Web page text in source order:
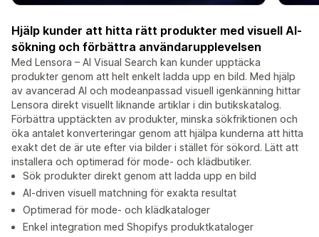
Hjälp kunder att hitta rätt produkter med visuell AI-
sökning och förbättra användarupplevelsen
Med Lensora – AI Visual Search kan kunder upptäcka
produkter genom att helt enkelt ladda upp en bild. Med hjälp
av avancerad AI och modeanpassad visuell igenkänning hittar
Lensora direkt visuellt liknande artiklar i din butikskatalog.
Förbättra upptäckten av produkter, minska sökfriktionen och
öka antalet konverteringar genom att hjälpa kunderna att hitta
exakt det de är ute efter via bilder i stället för sökord. Lätt att
installera och optimerad för mode- och klädbutiker.
Sök produkter direkt genom att ladda upp en bild
AI-driven visuell matchning för exakta resultat
Optimerad för mode- och klädkataloger
Enkel integration med Shopifys produktkataloger